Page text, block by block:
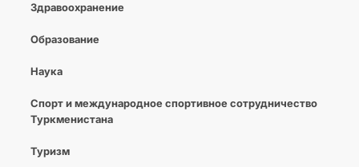
Здравоохранение
Образование
Наука
Спорт и международное спортивное сотрудничество
Туркменистана
Туризм